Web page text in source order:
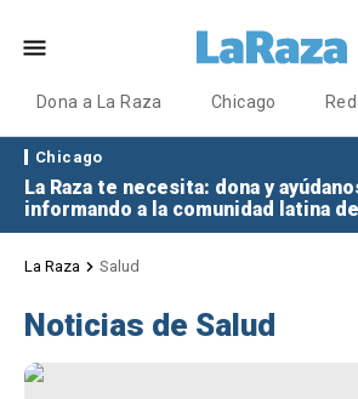
Dona a La Raza Chicago
Chicago
La Raza te necesita: dona y
informando a la comunidad latina
La Raza Salud
Noticias de Salud